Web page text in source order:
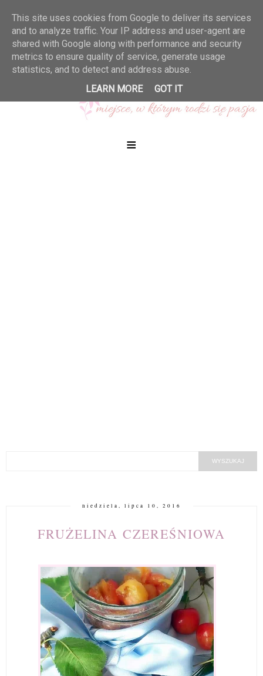
≡
niedziela, lipca 10, 2016
FRUŻELINA CZEREŚNIOWA
This site uses cookies from Google to deliver its services
and to analyze traffic. Your IP address and user-agent are
shared with Google along with performance and security
metrics to ensure quality of service, generate usage
statistics, and to detect and address abuse.
LEARN MORE
GOT IT